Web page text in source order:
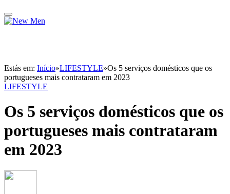
Estás em: Início»LIFESTYLE»Os 5 serviços domésticos que os
portugueses mais contrataram em 2023
LIFESTYLE
Os 5 serviços domésticos que os
portugueses mais contrataram
em 2023